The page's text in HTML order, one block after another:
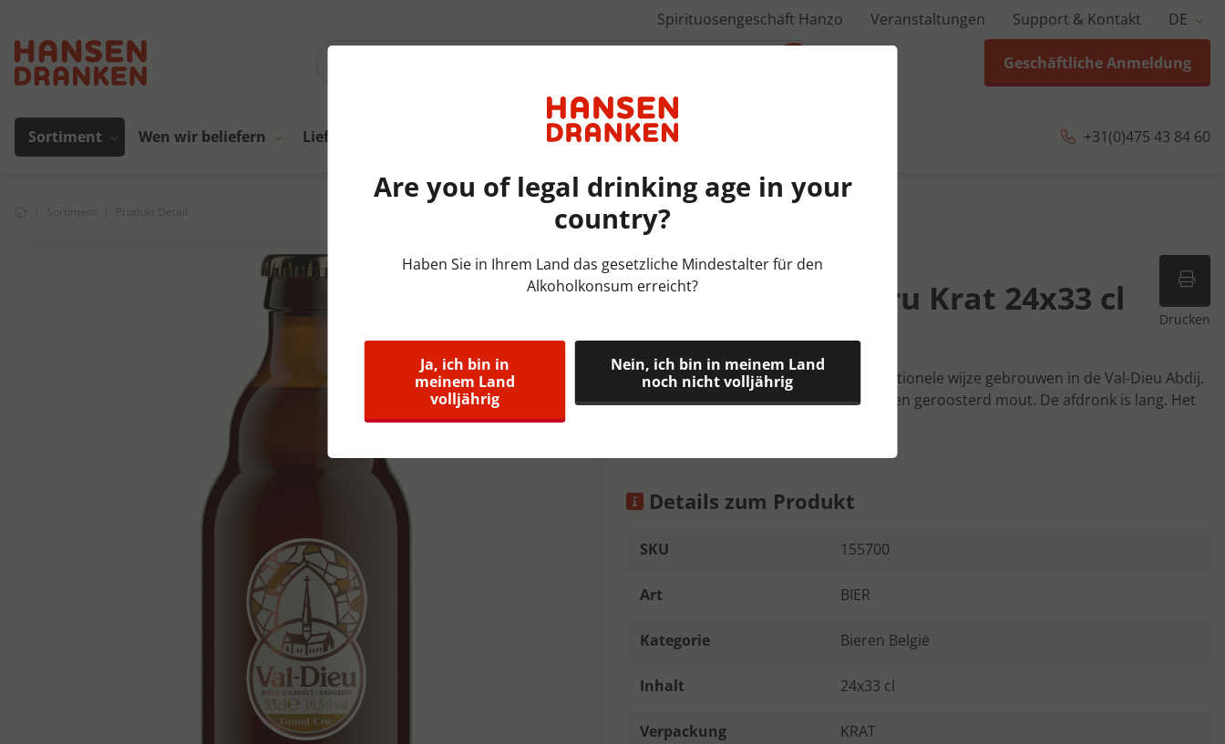
Spirituosengeschäft Hanzo Veranstaltungen Support & Kontakt DE
Geschäftliche Anmeldung
Sortiment Wen wir beliefern Lieferanten +31(0)475 43 84 60
Sortiment Produkt Detail
Bieren België | KRAT | 24x33 cl
Drucken
Val-Dieu Grand Cru Krat 24x33 cl
10,5%
Dit donkere speciaalbier wordt op traditionele wijze gebrouwen in de Val-Dieu Abdij.
Mild van karakter met tonen van koffie en geroosterd mout. De afdronk is lang. Het
Details zum Produkt
SKU 155700
Art BIER
Kategorie Bieren België
Inhalt 24x33 cl
Verpackung KRAT
Are you of legal drinking age in your
country?
Haben Sie in Ihrem Land das gesetzliche Mindestalter für den
Alkoholkonsum erreicht?
Ja, ich bin in
meinem Land
volljährig
Nein, ich bin in meinem Land
noch nicht volljährig